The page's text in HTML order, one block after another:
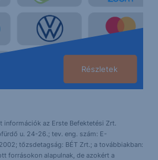
Részletek
információk az Erste Befektetési Zrt.
u. 24-26.; tev. eng. szám: E-
tőzsdetagság: BÉT Zrt.; a továbbiakban:
forrásokon alapulnak, de azokért a